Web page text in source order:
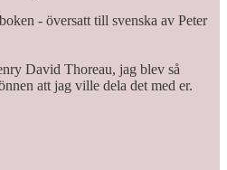
- översatt till svenska av Peter
David Thoreau, jag blev så
att jag ville dela det med er.